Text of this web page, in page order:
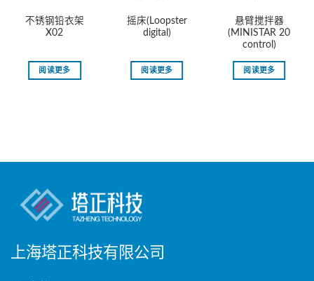
不锈钢铅衣架
X02
阅读更多
摇床(Loopster
digital)
阅读更多
悬臂搅拌器
(MINISTAR 20
control)
阅读更多
上海塔正科技有限公司